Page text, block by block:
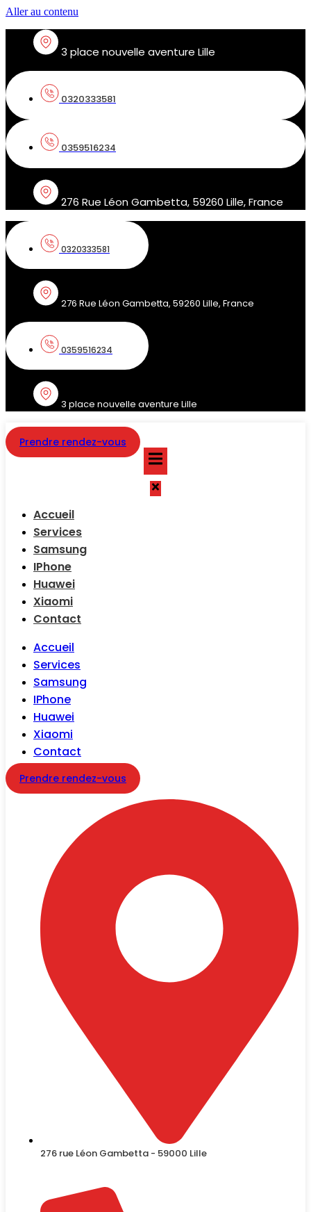
Aller au contenu
3 place nouvelle aventure Lille
0320333581
0359516234
276 Rue Léon Gambetta, 59260 Lille, France
0320333581
276 Rue Léon Gambetta, 59260 Lille, France
0359516234
3 place nouvelle aventure Lille
Prendre rendez-vous
Accueil
Services
Samsung
IPhone
Huawei
Xiaomi
Contact
Accueil
Services
Samsung
IPhone
Huawei
Xiaomi
Contact
Prendre rendez-vous
276 rue Léon Gambetta - 59000 Lille